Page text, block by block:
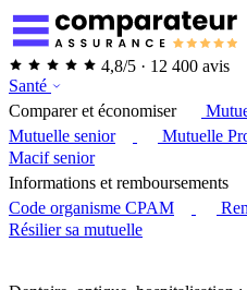
4,8/5 · 12 400 avis
Santé
Comparer et économiser
Mutuelle senior
Mutuelle
Macif senior
Informations et remboursements
Code organisme CPAM
Résilier sa mutuelle